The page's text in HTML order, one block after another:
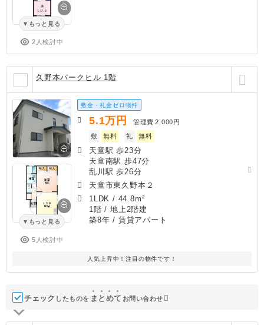
もっと見る
2人検討中
久野本パークヒル 1階
もっと見る
5人検討中
敷金・礼金ゼロ物件
5.1万円 管理費 2,000円
敷
無料 礼 無料
天童駅 歩23分
天童南駅 歩47分
乱川駅 歩26分
天童市東久野本２
1LDK / 44.8m²
1階 / 地上2階建
築8年 / 賃貸アパート
人気上昇中！注目の物件です！
チェック したものを ま と めて お問い合わせ